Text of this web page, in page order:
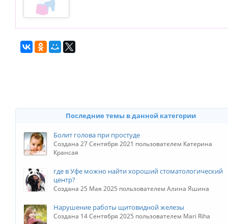
Последние темы в данной категории
Болит голова при простуде
Создана 27 Сентября 2021 пользователем Катерина
Крансая
где в Уфе можно найти хороший стоматологический
центр?
Создана 25 Мая 2025 пользователем Алина Яшина
Нарушение работы щитовидной железы
Создана 14 Сентября 2025 пользователем Mari Riha